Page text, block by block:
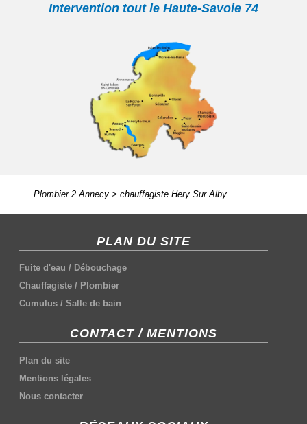
Intervention tout le Haute-Savoie 74
Plombier 2 Annecy> chauffagiste Hery Sur Alby
PLAN DU SITE
Fuite d'eau / Débouchage
Chauffagiste / Plombier
Cumulus /Salle de bain
CONTACT / MENTIONS
Plan du site
Mentions légales
Nous contacter